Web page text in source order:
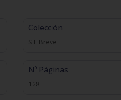
Colección
ST Breve
Nº Páginas
128